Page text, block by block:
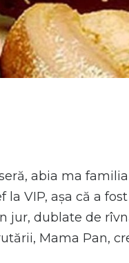
abia ma
VIP, așa că a
jur, dublate de
Mama Pan,